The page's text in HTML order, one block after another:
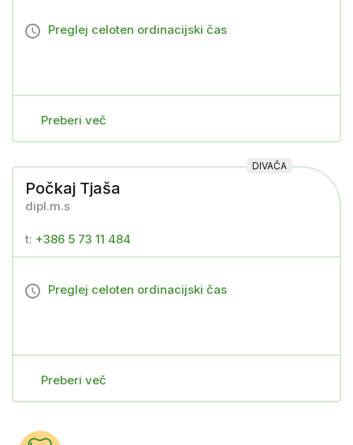
Preglej celoten ordinacijski čas
Preberi več
DIVAČA
Počkaj Tjaša
dipl.m.s
t: +386 5 73 11 484
Preglej celoten ordinacijski čas
Preberi več